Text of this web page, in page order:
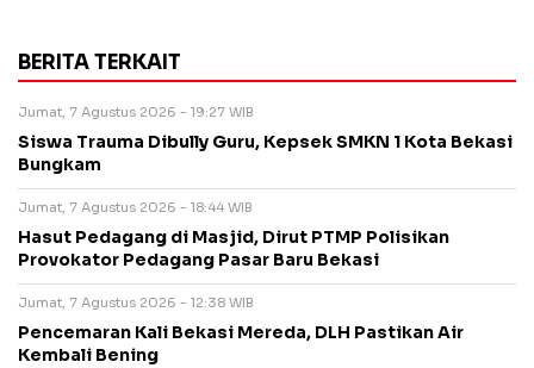
BERITA TERKAIT
Jumat, 7 Agustus 2026 - 19:27 WIB
Siswa Trauma Dibully Guru, Kepsek SMKN 1 Kota Bekasi
Bungkam
Jumat, 7 Agustus 2026 - 18:44 WIB
Hasut Pedagang di Masjid, Dirut PTMP Polisikan
Provokator Pedagang Pasar Baru Bekasi
Jumat, 7 Agustus 2026 - 12:38 WIB
Pencemaran Kali Bekasi Mereda, DLH Pastikan Air
Kembali Bening